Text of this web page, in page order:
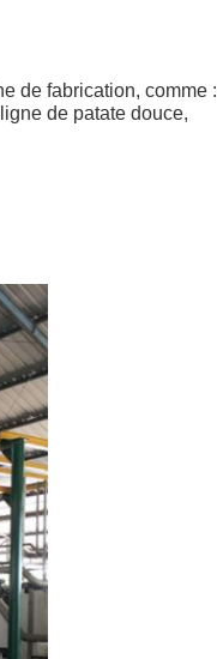
de fabrication, comme :
de patate douce,